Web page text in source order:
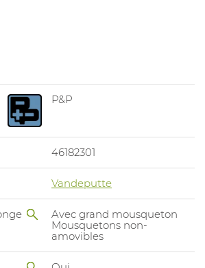
P&P
46182301
Vandeputte
Avec grand mousqueton
Mousquetons non-
amovibles